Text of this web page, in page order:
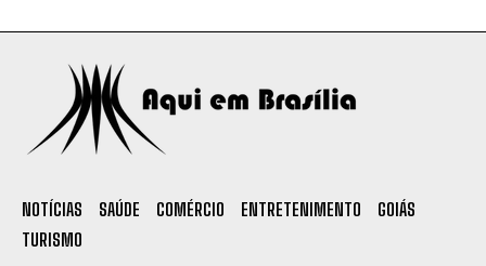
NOTÍCIAS SAÚDE COMÉRCIO ENTRETENIMENTO
GOIÁS
TURISMO